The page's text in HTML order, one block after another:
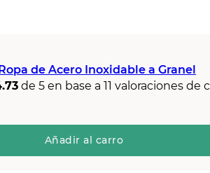
de Acero Inoxidable a Granel
de 5 en base a 11 valoraciones de
Añadir al carro